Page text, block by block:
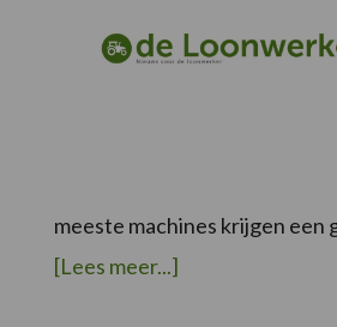
meeste machines krijgen
[Lees meer...]overLoonwerker
in